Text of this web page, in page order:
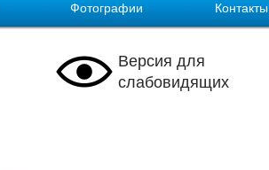
Фотографии Контакты
Версия для
слабовидящих